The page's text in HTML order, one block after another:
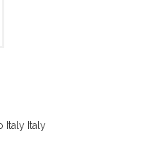
Italy Italy